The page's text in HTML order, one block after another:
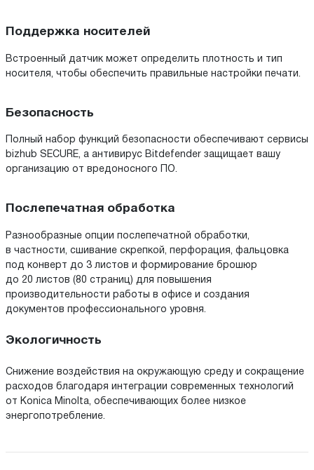
Поддержка носителей
Встроенный датчик может определить плотность и тип
носителя, чтобы обеспечить правильные настройки печати.
Безопасность
Полный набор функций безопасности обеспечивают сервисы
bizhub SECURE, а антивирус Bitdefender защищает вашу
организацию от вредоносного ПО.
Послепечатная обработка
Разнообразные опции послепечатной обработки,
в частности, сшивание скрепкой, перфорация, фальцовка
под конверт до 3 листов и формирование брошюр
до 20 листов (80 страниц) для повышения
производительности работы в офисе и создания
документов профессионального уровня.
Экологичность
Снижение воздействия на окружающую среду и сокращение
расходов благодаря интеграции современных технологий
от Konica Minolta, обеспечивающих более низкое
энергопотребление.